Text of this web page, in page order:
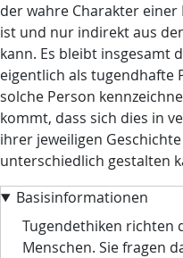
der wahre Charakter
ist und nur indirekt aus
kann. Es bleibt insgesamt
eigentlich als tugendhafte
solche Person
kommt, dass sich dies in
ihrer jeweiligen
unterschiedlich gestalten
Basisinformationen
Tugendethiken richten
Menschen. Sie fragen